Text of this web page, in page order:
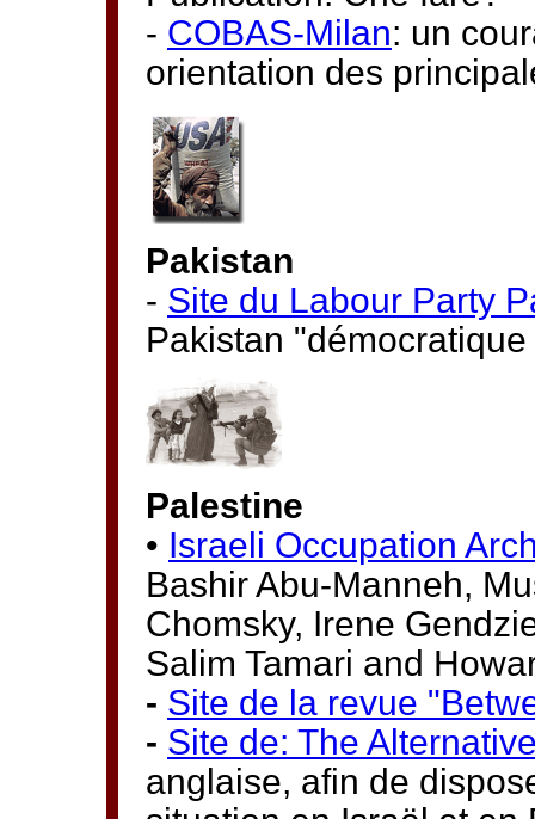
- COBAS-Milan: un
orientation des
Pakistan
- Site du Labour Party
Pakistan
Palestine
• Israeli Occupation
Bashir Abu-Manneh,
Chomsky, Irene
Salim Tamari and
- Site de la revue
- Site de: The
anglaise, afin de